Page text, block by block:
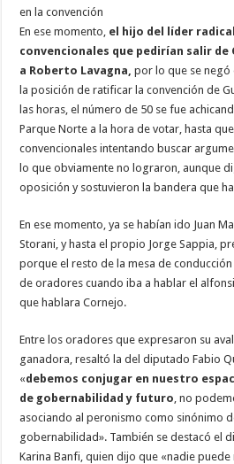
en la convención
En ese momento, el hijo del líder
convencionales que pedirían salir de
a Roberto Lavagna, por lo que se negó
la posición de ratificar la convención de
las horas, el número de 50 se fue
Parque Norte a la hora de votar, hasta
convencionales intentando buscar
lo que obviamente no lograron, aunque
oposición y sostuvieron la bandera que
En ese momento, ya se habían ido Juan
Storani, y hasta el propio Jorge Sappia,
porque el resto de la mesa de
de oradores cuando iba a hablar el
que hablara Cornejo.
Entre los oradores que expresaron su
ganadora, resaltó la del diputado Fabio
«debemos conjugar en nuestro
de gobernabilidad y futuro , no
asociando al peronismo como sinónimo
gobernabilidad». También se destacó el
Karina Banfi, quien dijo que «nadie